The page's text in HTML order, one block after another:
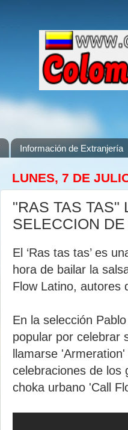
Información de Extranjería
LUNES, 7 DE
"RAS TAS TAS"
SELECCION
El ‘Ras tas tas’ es
hora de bailar la
Flow Latino, autores
En la selección
popular por celebrar
llamarse
celebraciones de los
choka urbano 'Call